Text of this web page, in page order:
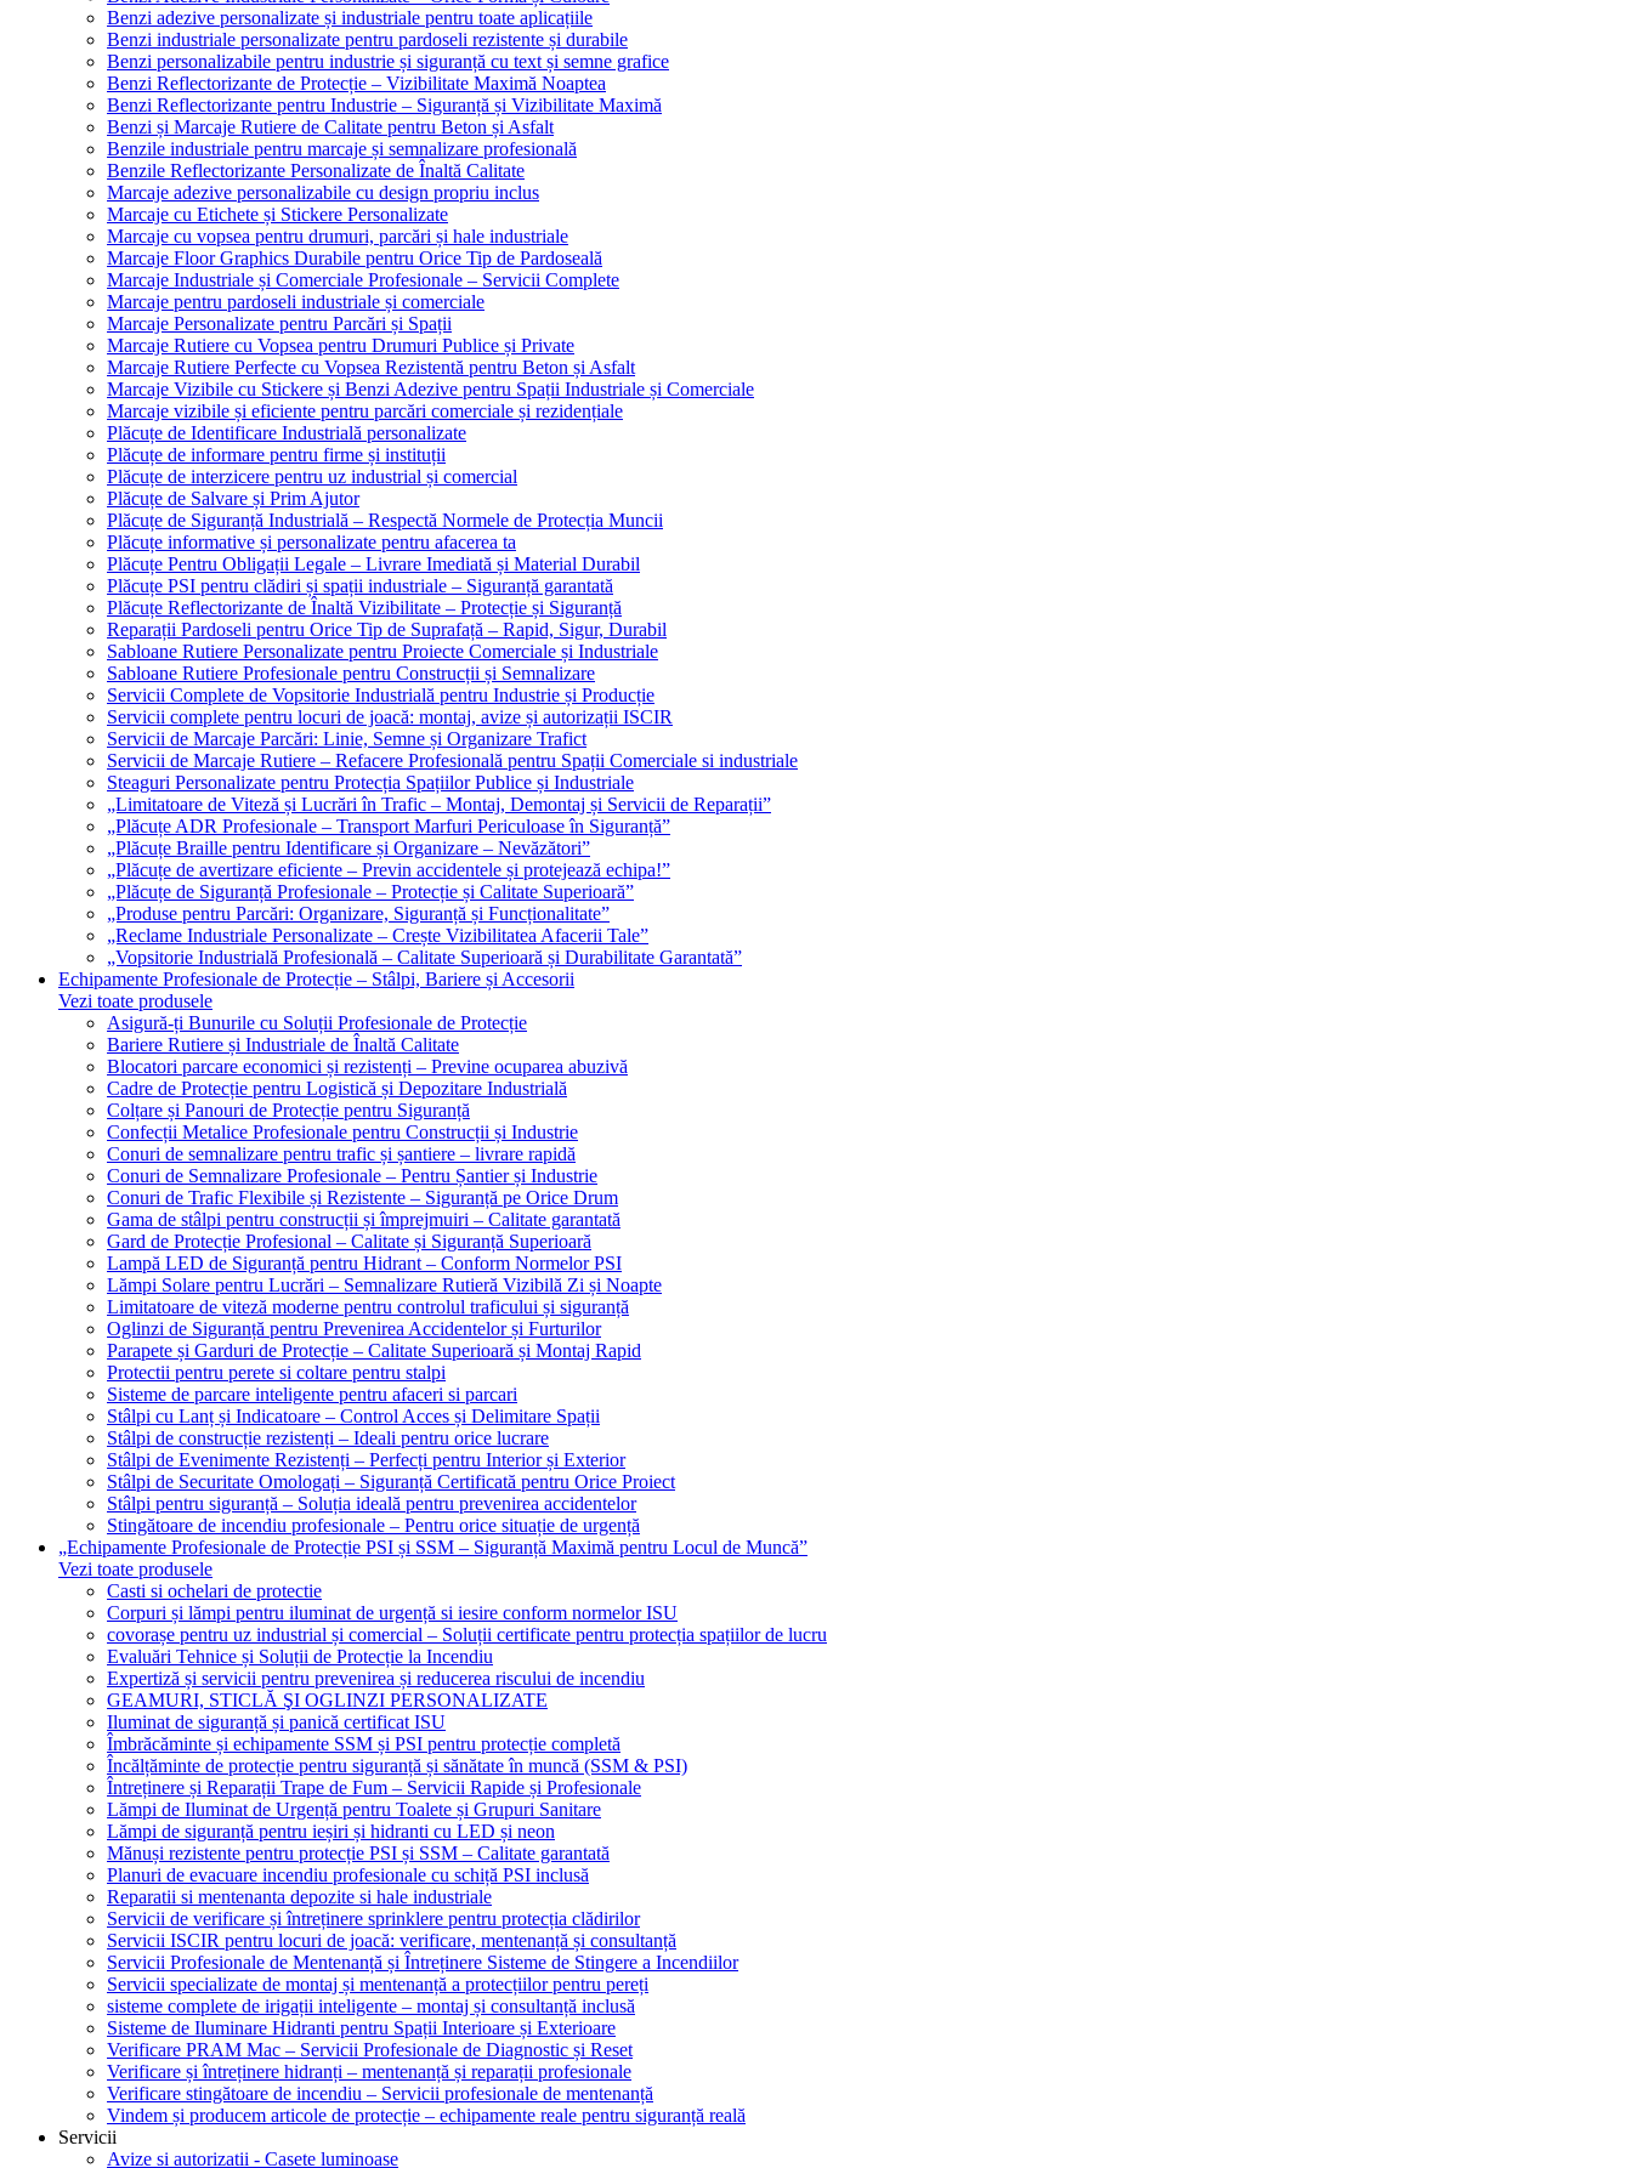
Benzi adezive personalizate și industriale pentru toate aplicațiile
Benzi industriale personalizate pentru pardoseli rezistente și durabile
Benzi personalizabile pentru industrie și siguranță cu text și semne grafice
Benzi Reflectorizante de Protecție – Vizibilitate Maximă Noaptea
Benzi Reflectorizante pentru Industrie – Siguranță și Vizibilitate Maximă
Benzi și Marcaje Rutiere de Calitate pentru Beton și Asfalt
Benzile industriale pentru marcaje și semnalizare profesională
Benzile Reflectorizante Personalizate de Înaltă Calitate
Marcaje adezive personalizabile cu design propriu inclus
Marcaje cu Etichete și Stickere Personalizate
Marcaje cu vopsea pentru drumuri, parcări și hale industriale
Marcaje Floor Graphics Durabile pentru Orice Tip de Pardoseală
Marcaje Industriale și Comerciale Profesionale – Servicii Complete
Marcaje pentru pardoseli industriale și comerciale
Marcaje Personalizate pentru Parcări și Spații
Marcaje Rutiere cu Vopsea pentru Drumuri Publice și Private
Marcaje Rutiere Perfecte cu Vopsea Rezistentă pentru Beton și Asfalt
Marcaje Vizibile cu Stickere și Benzi Adezive pentru Spații Industriale și Comerciale
Marcaje vizibile și eficiente pentru parcări comerciale și rezidențiale
Plăcuțe de Identificare Industrială personalizate
Plăcuțe de informare pentru firme și instituții
Plăcuțe de interzicere pentru uz industrial și comercial
Plăcuțe de Salvare și Prim Ajutor
Plăcuțe de Siguranță Industrială – Respectă Normele de Protecția Muncii
Plăcuțe informative și personalizate pentru afacerea ta
Plăcuțe Pentru Obligații Legale – Livrare Imediată și Material Durabil
Plăcuțe PSI pentru clădiri și spații industriale – Siguranță garantată
Plăcuțe Reflectorizante de Înaltă Vizibilitate – Protecție și Siguranță
Reparații Pardoseli pentru Orice Tip de Suprafață – Rapid, Sigur, Durabil
Sabloane Rutiere Personalizate pentru Proiecte Comerciale și Industriale
Sabloane Rutiere Profesionale pentru Construcții și Semnalizare
Servicii Complete de Vopsitorie Industrială pentru Industrie și Producție
Servicii complete pentru locuri de joacă: montaj, avize și autorizații ISCIR
Servicii de Marcaje Parcări: Linie, Semne și Organizare Trafict
Servicii de Marcaje Rutiere – Refacere Profesională pentru Spații Comerciale si industriale
Steaguri Personalizate pentru Protecția Spațiilor Publice și Industriale
„Limitatoare de Viteză și Lucrări în Trafic – Montaj, Demontaj și Servicii de Reparații”
„Plăcuțe ADR Profesionale – Transport Marfuri Periculoase în Siguranță”
„Plăcuțe Braille pentru Identificare și Organizare – Nevăzători”
„Plăcuțe de avertizare eficiente – Previn accidentele și protejează echipa!”
„Plăcuțe de Siguranță Profesionale – Protecție și Calitate Superioară”
„Produse pentru Parcări: Organizare, Siguranță și Funcționalitate”
„Reclame Industriale Personalizate – Crește Vizibilitatea Afacerii Tale”
„Vopsitorie Industrială Profesională – Calitate Superioară și Durabilitate Garantată”
Echipamente Profesionale de Protecție – Stâlpi, Bariere și Accesorii
Vezi toate produsele
Asigură-ți Bunurile cu Soluții Profesionale de Protecție
Bariere Rutiere și Industriale de Înaltă Calitate
Blocatori parcare economici și rezistenți – Previne ocuparea abuzivă
Cadre de Protecție pentru Logistică și Depozitare Industrială
Colțare și Panouri de Protecție pentru Siguranță
Confecții Metalice Profesionale pentru Construcții și Industrie
Conuri de semnalizare pentru trafic și șantiere – livrare rapidă
Conuri de Semnalizare Profesionale – Pentru Șantier și Industrie
Conuri de Trafic Flexibile și Rezistente – Siguranță pe Orice Drum
Gama de stâlpi pentru construcții și împrejmuiri – Calitate garantată
Gard de Protecție Profesional – Calitate și Siguranță Superioară
Lampă LED de Siguranță pentru Hidrant – Conform Normelor PSI
Lămpi Solare pentru Lucrări – Semnalizare Rutieră Vizibilă Zi și Noapte
Limitatoare de viteză moderne pentru controlul traficului și siguranță
Oglinzi de Siguranță pentru Prevenirea Accidentelor și Furturilor
Parapete și Garduri de Protecție – Calitate Superioară și Montaj Rapid
Protectii pentru perete si coltare pentru stalpi
Sisteme de parcare inteligente pentru afaceri si parcari
Stâlpi cu Lanț și Indicatoare – Control Acces și Delimitare Spații
Stâlpi de construcție rezistenți – Ideali pentru orice lucrare
Stâlpi de Evenimente Rezistenți – Perfecți pentru Interior și Exterior
Stâlpi de Securitate Omologați – Siguranță Certificată pentru Orice Proiect
Stâlpi pentru siguranță – Soluția ideală pentru prevenirea accidentelor
Stingătoare de incendiu profesionale – Pentru orice situație de urgență
„Echipamente Profesionale de Protecție PSI și SSM – Siguranță Maximă pentru Locul de Muncă”
Vezi toate produsele
Casti si ochelari de protectie
Corpuri și lămpi pentru iluminat de urgență si iesire conform normelor ISU
covorașe pentru uz industrial și comercial – Soluții certificate pentru protecția spațiilor de lucru
Evaluări Tehnice și Soluții de Protecție la Incendiu
Expertiză și servicii pentru prevenirea și reducerea riscului de incendiu
GEAMURI, STICLĂ ŞI OGLINZI PERSONALIZATE
Iluminat de siguranță și panică certificat ISU
Îmbrăcăminte și echipamente SSM și PSI pentru protecție completă
Încălțăminte de protecție pentru siguranță și sănătate în muncă (SSM & PSI)
Întreținere și Reparații Trape de Fum – Servicii Rapide și Profesionale
Lămpi de Iluminat de Urgență pentru Toalete și Grupuri Sanitare
Lămpi de siguranță pentru ieșiri și hidranti cu LED și neon
Mănuși rezistente pentru protecție PSI și SSM – Calitate garantată
Planuri de evacuare incendiu profesionale cu schiță PSI inclusă
Reparatii si mentenanta depozite si hale industriale
Servicii de verificare și întreținere sprinklere pentru protecția clădirilor
Servicii ISCIR pentru locuri de joacă: verificare, mentenanță și consultanță
Servicii Profesionale de Mentenanță și Întreținere Sisteme de Stingere a Incendiilor
Servicii specializate de montaj și mentenanță a protecțiilor pentru pereți
sisteme complete de irigații inteligente – montaj și consultanță inclusă
Sisteme de Iluminare Hidranti pentru Spații Interioare și Exterioare
Verificare PRAM Mac – Servicii Profesionale de Diagnostic și Reset
Verificare și întreținere hidranți – mentenanță și reparații profesionale
Verificare stingătoare de incendiu – Servicii profesionale de mentenanță
Vindem și producem articole de protecție – echipamente reale pentru siguranță reală
Servicii
Avize si autorizatii - Casete luminoase